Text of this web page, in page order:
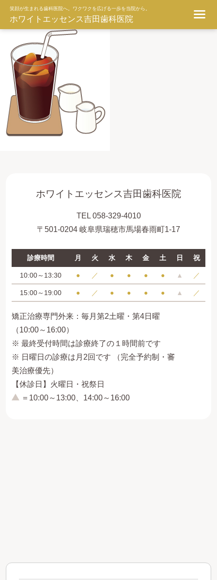
笑顔が生まれる歯科医院へ。ワクワクを広げる一歩を当院から。
ホワイトエッセンス吉田歯科医院
ggg
ホワイトエッセンス吉田歯科医院
TEL 058-329-4010
〒501-0204 岐阜県瑞穂市馬場春雨町1-17
診療時間 月 火 水 木 金 土 日 祝
10:00～13:30 ● ／ ● ● ● ● ▲ ／
15:00～19:00 ● ／ ● ● ● ● ▲ ／
矯正治療専門外来：毎月第2土曜・第4日曜
（10:00～16:00）
※ 最終受付時間は診療終了の１時間前です
※ 日曜日の診療は月2回です （完全予約制・審
美治療優先）
【休診日】火曜日・祝祭日
＝10:00～13:00、14:00～16:00